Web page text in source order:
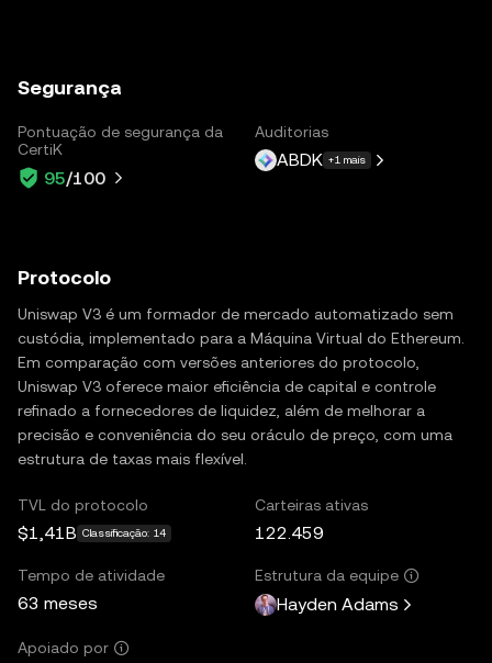
Segurança
Pontuação de segurança da
CertiK
95/100
Auditorias
ABDK +1 mais
Protocolo
Uniswap V3 é um formador de mercado automatizado sem
custódia, implementado para a Máquina Virtual do Ethereum.
Em comparação com versões anteriores do protocolo,
Uniswap V3 oferece maior eficiência de capital e controle
refinado a fornecedores de liquidez, além de melhorar a
precisão e conveniência do seu oráculo de preço, com uma
estrutura de taxas mais flexível.
TVL do protocolo
$1,41B Classificação: 14
Carteiras ativas
122.459
Tempo de atividade
63 meses
Estrutura da equipe
Hayden Adams
Apoiado por